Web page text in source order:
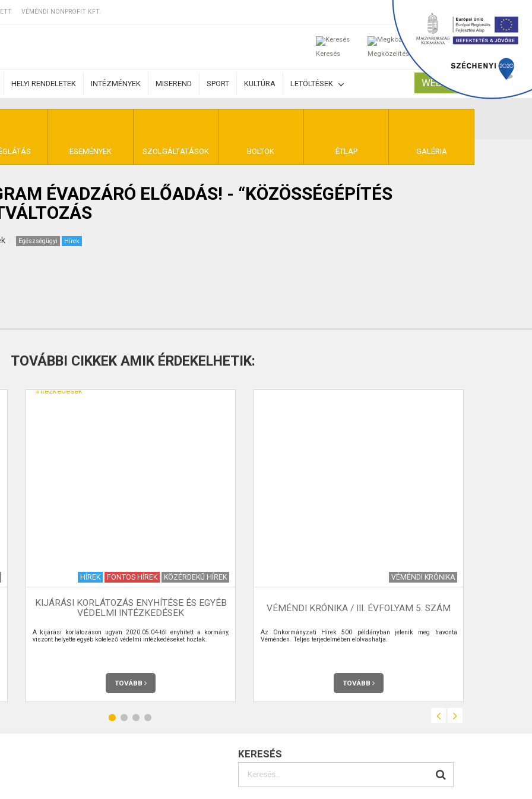
VÉMÉNDI NONPROFIT KFT.
Keresés Megközelítés
0
HELYI RENDELETEK INTÉZMÉNYEK MISEREND SPORT KULTÚRA LETÖLTÉSEK WEBSHOP
ESEMÉNYEK SZOLGÁLTATÁSOK BOLTOK ÉTLAP GALÉRIA
FELTÉTELEK
VÉMÉND
ÉVADZÁRÓ ELŐADÁS! - “KÖZÖSSÉGÉPÍTÉS
Egészségügyi Hírek
TOVÁBBI CIKKEK AMIK ÉRDEKELHETIK:
HÍREK FONTOS HÍREK KÖZÉRDEKŰ HÍREK
KIJÁRÁSI KORLÁTOZÁS ENYHÍTÉSE ÉS EGYÉB
VÉDELMI INTÉZKEDÉSEK
A kijárási korlátozáson ugyan 2020.05.04-től enyhített a kormány,
viszont helyette egyéb kötelező védelmi intézkedéseket hoztak.
TOVÁBB
VÉMÉNDI KRÓNIKA
VÉMÉNDI KRÓNIKA / III. ÉVFOLYAM 5. SZÁM
Az Önkormányzati Hírek 500 példányban jelenik meg havonta
Véménden. Teljes terjedelmében elolvashatja.
TOVÁBB
KERESÉS